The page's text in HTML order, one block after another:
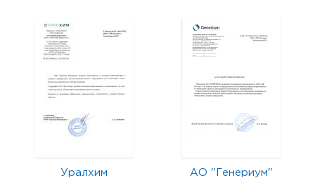
Уралхим АО "Генериум"